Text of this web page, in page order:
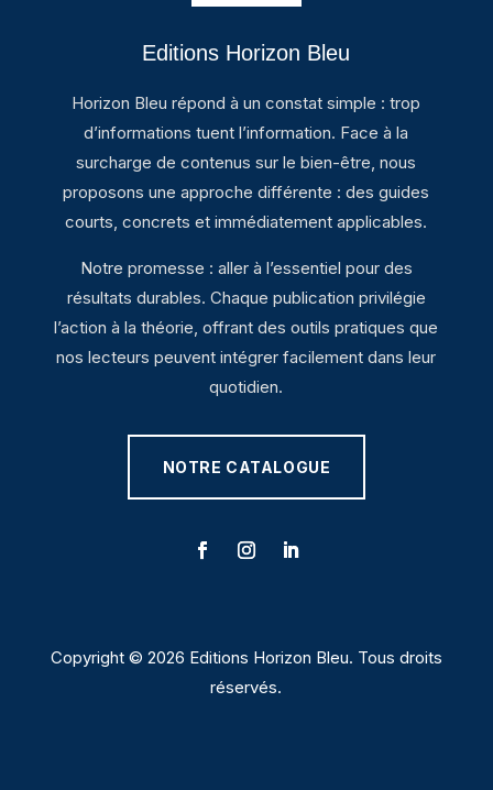
Editions Horizon Bleu
Horizon Bleu répond à un constat simple : trop
d’informations tuent l’information. Face à la
surcharge de contenus sur le bien-être, nous
proposons une approche différente : des guides
courts, concrets et immédiatement applicables.
Notre promesse : aller à l’essentiel pour des
résultats durables. Chaque publication privilégie
l’action à la théorie, offrant des outils pratiques que
nos lecteurs peuvent intégrer facilement dans leur
quotidien.
NOTRE CATALOGUE
Copyright © 2026 Editions Horizon Bleu. Tous droits
réservés.